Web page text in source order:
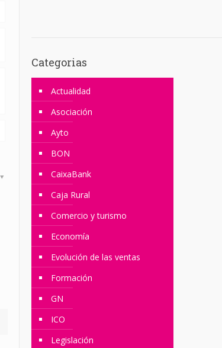
Categorias
Actualidad
Asociación
Ayto
BON
CaixaBank
Caja Rural
Comercio y turismo
Economía
Evolución de las ventas
Formación
GN
ICO
Legislación